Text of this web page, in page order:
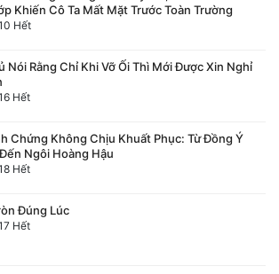
Khiến Cô Ta Mất Mặt Trước Toàn Trường
Hết
Nói Rằng Chỉ Khi Vỡ Ối Thì Mới Được Xin Nghỉ
Hết
Chứng Không Chịu Khuất Phục: Từ Đồng Ý
Ngôi Hoàng Hậu
Hết
Đúng Lúc
Hết